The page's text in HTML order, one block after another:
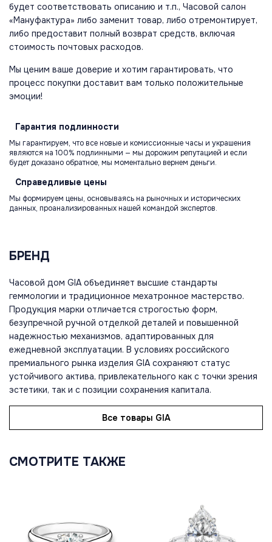
будет соответствовать описанию и т.п., Часовой салон
«Мануфактура» либо заменит товар, либо отремонтирует,
либо предоставит полный возврат средств, включая
стоимость почтовых расходов.
Мы ценим ваше доверие и хотим гарантировать, что
процесс покупки доставит вам только положительные
эмоции!
Гарантия подлинности
Мы гарантируем, что все новые и комиссионные часы и украшения
являются на 100% подлинными — мы дорожим репутацией и если
будет доказано обратное, мы моментально вернем деньги.
Справедливые цены
Мы формируем цены, основываясь на рыночных и исторических
данных, проанализированных нашей командой экспертов.
БРЕНД
Часовой дом GIA объединяет высшие стандарты
геммологии и традиционное мехатронное мастерство.
Продукция марки отличается строгостью форм,
безупречной ручной отделкой деталей и повышенной
надежностью механизмов, адаптированных для
ежедневной эксплуатации. В условиях российского
премиального рынка изделия GIA сохраняют статус
устойчивого актива, привлекательного как с точки зрения
эстетики, так и с позиции сохранения капитала.
Все товары GIA
СМОТРИТЕ ТАКЖЕ